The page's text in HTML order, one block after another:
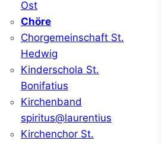
Ost
Chöre
Chorgemeinschaft St.
Hedwig
Kinderschola St.
Bonifatius
Kirchenband
spiritus@laurentius
Kirchenchor St.